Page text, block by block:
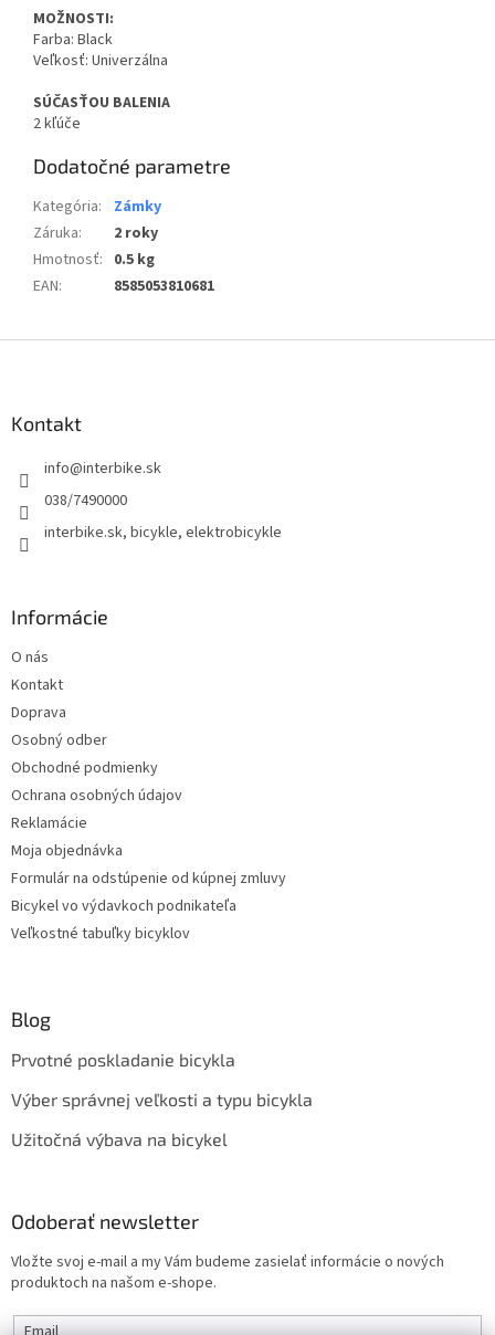
MOŽNOSTI:
Farba: Black
Veľkosť: Univerzálna
SÚČASŤOU BALENIA
2 kľúče
Dodatočné parametre
Kategória:
Zámky
Záruka:
2 roky
Hmotnosť: 0.5 kg
EAN: 8585053810681
Kontakt
info@interbike.sk
038/7490000
interbike.sk, bicykle, elektrobicykle
Informácie
O nás
Kontakt
Doprava
Osobný odber
Obchodné podmienky
Ochrana osobných údajov
Reklamácie
Moja objednávka
Formulár na odstúpenie od kúpnej zmluvy
Bicykel vo výdavkoch podnikateľa
Veľkostné tabuľky bicyklov
Blog
Prvotné poskladanie bicykla
Výber správnej veľkosti a typu bicykla
Užitočná výbava na bicykel
Odoberať newsletter
Vložte svoj e-mail a my Vám budeme zasielať informácie o nových
produktoch na našom e-shope.